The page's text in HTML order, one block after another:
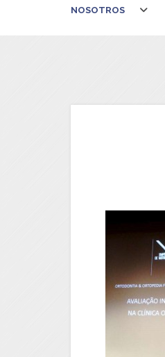
NOSOTROS